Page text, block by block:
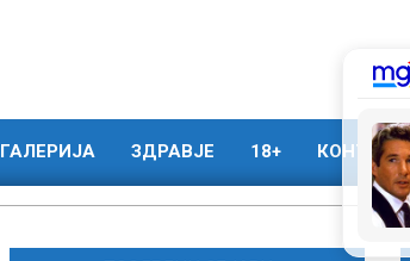
ГАЛЕРИЈА ЗДРАВЈЕ 18+ КОНТАКТ